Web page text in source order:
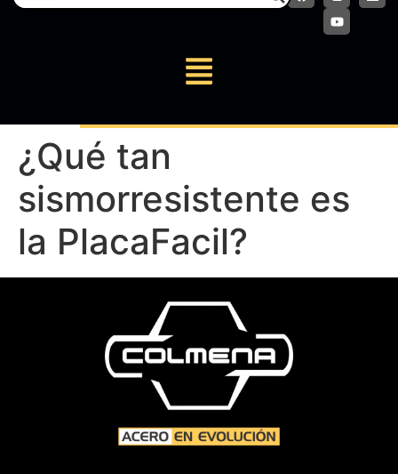
¿Qué tan
sismorresistente es
la PlacaFacil?